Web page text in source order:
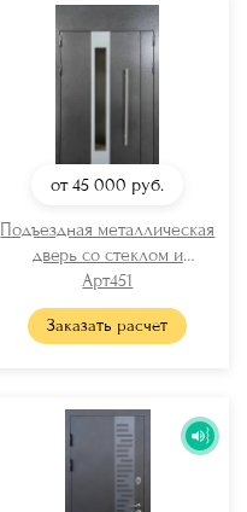
от 45 000 руб.
Подъездная металлическая
дверь со стеклом и
длинной ручкой
Арт451
Заказать расчет